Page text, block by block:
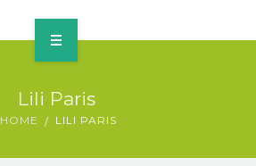
Lili Paris
HOME LILI PARIS